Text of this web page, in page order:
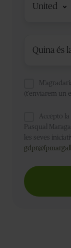
(t'enviarem un
Accepto la
Pasqual
les seves